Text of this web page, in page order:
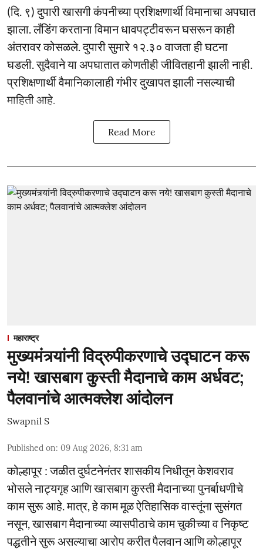
(दि. ९) दुपारी खासगी कंपनीच्या प्रशिक्षणार्थी विमानाचा अपघात
झाला. लँडिंग करताना विमान धावपट्टीवरून घसरून काही
अंतरावर कोसळले. दुपारी सुमारे १२.३० वाजता ही घटना
घडली. सुदैवाने या अपघातात कोणतीही जीवितहानी झाली नाही.
प्रशिक्षणार्थी वैमानिकालाही गंभीर दुखापत झाली नसल्याची
माहिती आहे.
Read More
महाराष्ट्र
मुख्यमंत्र्यांनी विद्रुपीकरणाचे उद्घाटन करू
नये! खासबाग कुस्ती मैदानाचे काम अर्धवट;
पैलवानांचे आत्मक्लेश आंदोलन
Swapnil S
Published on: 09 Aug 2026, 8:31 am
कोल्हापूर : जळीत दुर्घटनेनंतर शासकीय निधीतून केशवराव
भोसले नाट्यगृह आणि खासबाग कुस्ती मैदानाच्या पुनर्बाधणीचे
काम सुरू आहे. मात्र, हे काम मूळ ऐतिहासिक वास्तूंना सुसंगत
नसून, खासबाग मैदानाच्या व्यासपीठाचे काम चुकीच्या व निकृष्ट
पद्धतीने सुरू असल्याचा आरोप करीत पैलवान आणि कोल्हापूर